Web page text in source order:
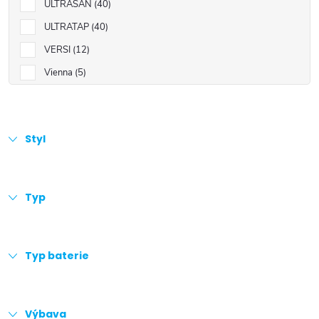
ULTRASAN 40
ULTRATAP 40
VERSI 12
Vienna 5
Styl
Typ
Typ baterie
Výbava